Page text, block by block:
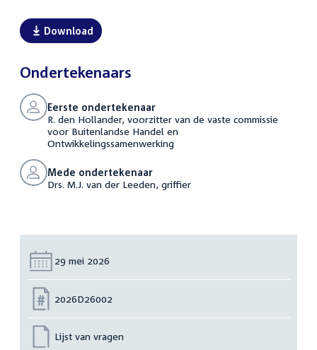
Download
Ondertekenaars
Eerste ondertekenaar
R. den Hollander, voorzitter van de vaste commissie
voor Buitenlandse Handel en
Ontwikkelingssamenwerking
Mede ondertekenaar
Drs. M.J. van der Leeden, griffier
Datum:
29 mei 2026
Nummer:
2026D26002
Lijst van vragen